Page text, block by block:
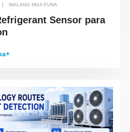
WALANG MGA PUNA
Sensor para
2026. All Rights Reserved
sa Privacy